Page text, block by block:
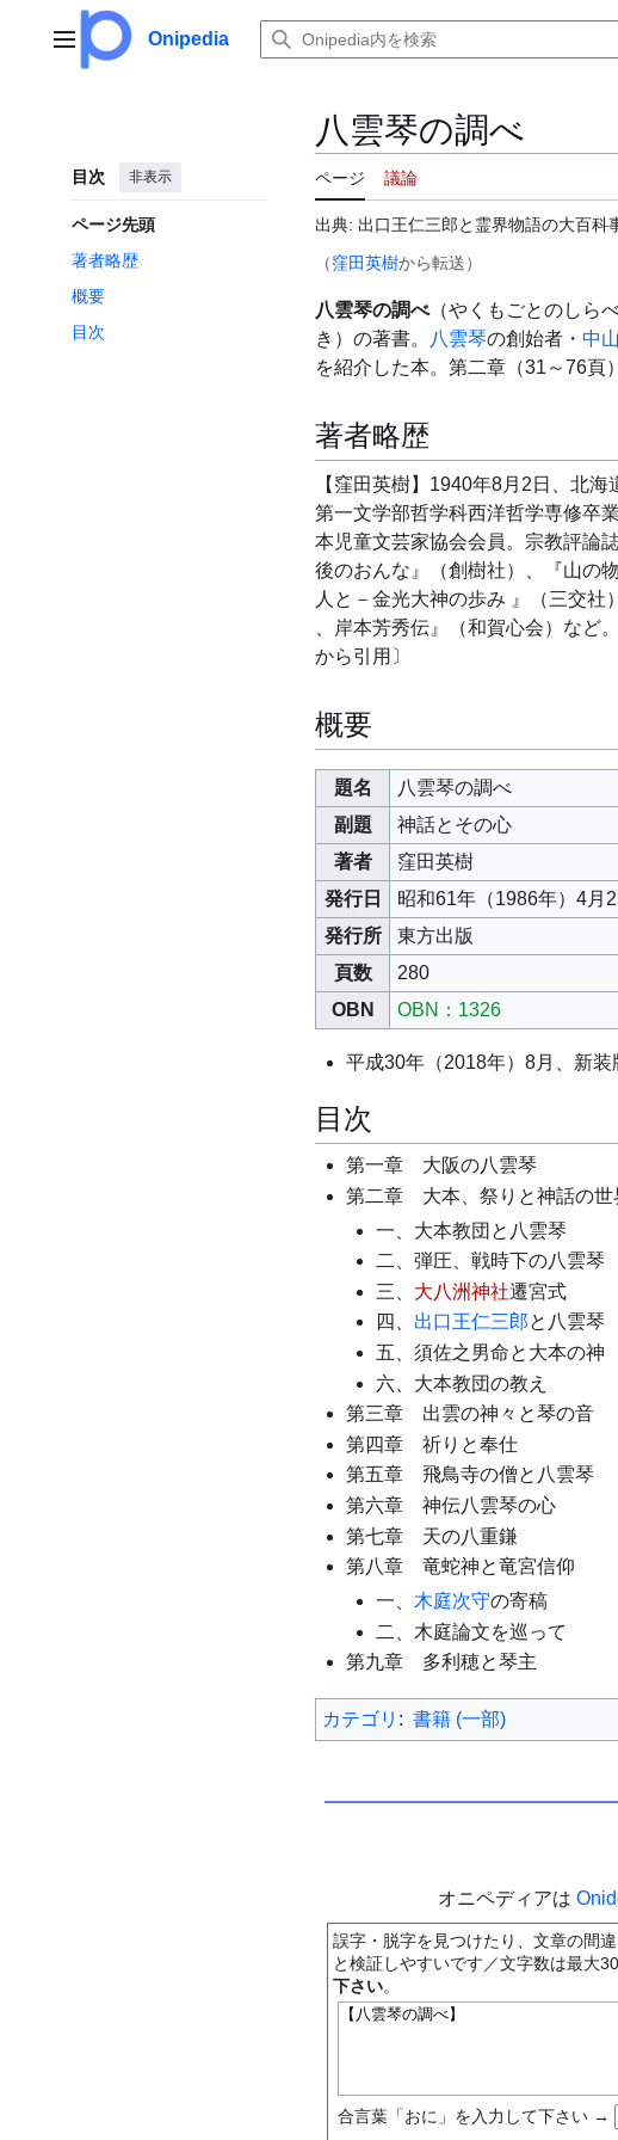
メインメニューOnipedia
目次 非表示
ページ先頭
著者略歴
概要
目次
八雲琴の調べ
ページ 議論
出典: 出口王仁三郎と霊界物語の大百科
（窪田英樹から転送）
八雲琴の調べ（やくもごとのしら
き）の著書。
八雲琴の創始者・ 中
を紹介した本。第二章（31～76頁
著者略歴
【窪田英樹】1940年8月2日、北
第一文学部哲学科西洋哲学専修卒
本児童文芸家協会会員。宗教評論
後のおんな』（創樹社）、『山の
人と－金光大神の歩み 』（三交社
、岸本芳秀伝』（和賀心会）など
から引用〕
概要
題名
八雲琴の調べ
副題
神話とその心
著者
窪田英樹
発行日
昭和61年（1986年）4月
発行所
東方出版
頁数
280
OBN
OBN：1326
平成30年（2018年）8月、新装
目次
第一章 大阪の八雲琴
第二章 大本、祭りと神話の世
一、大本教団と八雲琴
二、弾圧、戦時下の八雲琴
三、 大八洲神社遷宮式
四、 出口王仁三郎と八雲琴
五、須佐之男命と大本の神
六、大本教団の教え
第三章 出雲の神々と琴の音
第四章 祈りと奉仕
第五章 飛鳥寺の僧と八雲琴
第六章 神伝八雲琴の心
第七章 天の八重鎌
第八章 竜蛇神と竜宮信仰
一、 木庭次守の寄稿
二、木庭論文を巡って
第九章 多利穂と琴主
カテゴリ : 書籍 (一部)
オニペディアは
誤字・脱字を見つけたり、文章の間
と検証しやすいです／文字数は最大
下さい。
合言葉「おに」を入力して下さい →